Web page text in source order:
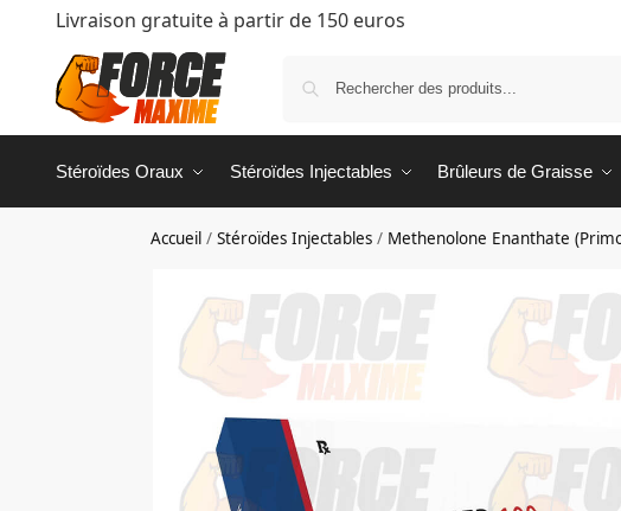
Livraison gratuite à partir de 150 euros
Stéroïdes Oraux Stéroïdes Injectables Brûleurs de Graisse
Accueil /Stéroïdes Injectables / Methenolone Enanthate